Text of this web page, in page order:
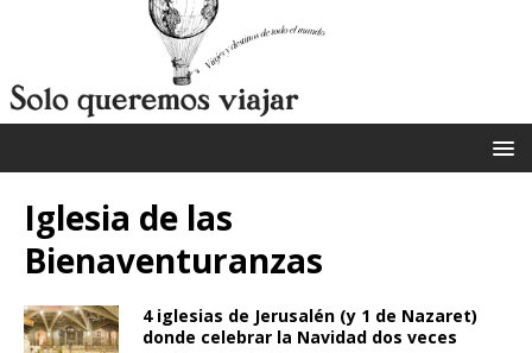
Iglesia de las
Bienaventuranzas
4 iglesias de Jerusalén (y 1 de Nazaret)
donde celebrar la Navidad dos veces